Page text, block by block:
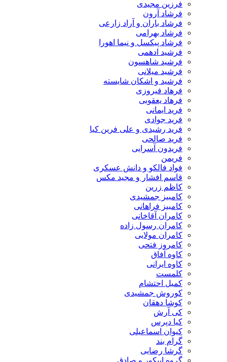
فرزین مجیدی
فرشاد آرون
فرشاد باران و آراد زارعی
فرشاد بهرامی
فرشاد پیکسل و نیما اهورا
فرشید ادهمی
فرشید شاهسون
فرشید میلانی
فرشید و اشکان شایسته
فرهاد فیروزی
فرهاد یعقوبی
فرید ایمانی
فرید جوادی
فرید رشیدی و علی فرین کیا
فرید صالحی
فریدون آسرایی
فریمن
فواد فالکو و دانش عسکری
قاسم افشار و مجید مکس
کاظم زرین
کامبیز جمشیدی
کامبیز فراهانی
کامران آقاخانی
کامران رسول زاده
کامران مولایی
کامروز فتحی
کاوه آفاق
کاوه ایرانی
کلمست
کمیل احتشام
کوروش جمشیدی
کوشا دهقان
کی آرش
کیا دپرس
کیوان اسماعیلی
گرام بند
گرشا رضایی